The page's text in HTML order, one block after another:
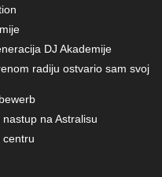
DJ Akademije
radiju ostvario sam svoj
na Astralisu
centru